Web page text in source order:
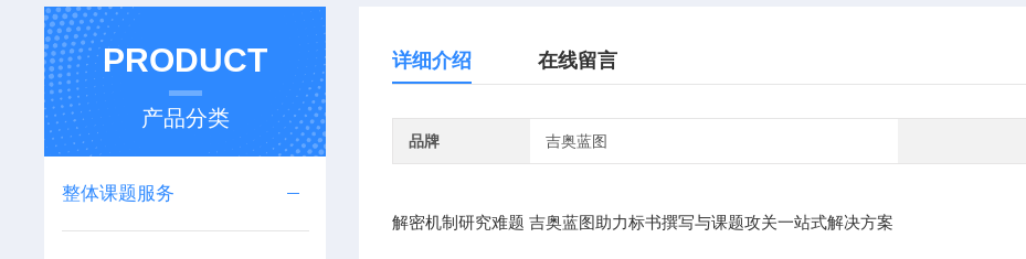
PRODUCT
产品分类
整体课题服务
详细介绍 在线留言
品牌 吉奥蓝图
解密机制研究难题 吉奥蓝图助力标书撰写与课题攻关一站式解决方案